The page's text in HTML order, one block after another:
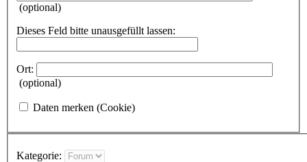
(optional)
Dieses Feld bitte unausgefüllt lassen:
Ort:
(optional)
Daten merken (Cookie)
Kategorie: